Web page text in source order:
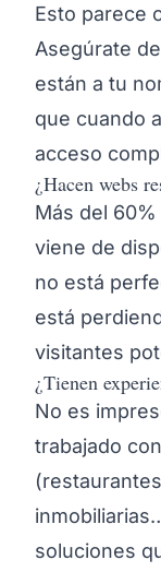
Esto parece
Asegúrate
están a tu
que cuando
acceso
¿Hacen webs
Más del
viene de
no está
está
visitantes
¿Tienen
No es
trabajado
soluciones